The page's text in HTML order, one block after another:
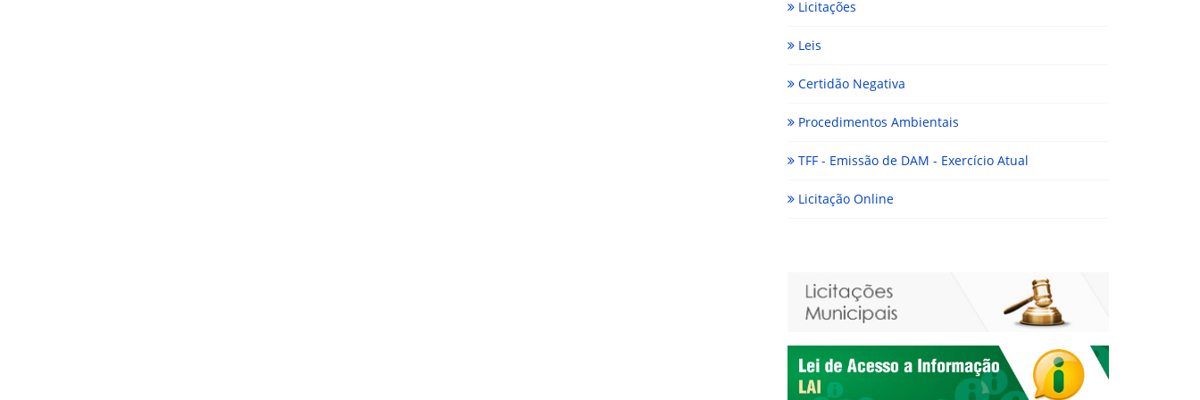
Licitações
Leis
Certidão Negativa
Procedimentos Ambientais
TFF - Emissão de DAM - Exercício Atual
Licitação Online